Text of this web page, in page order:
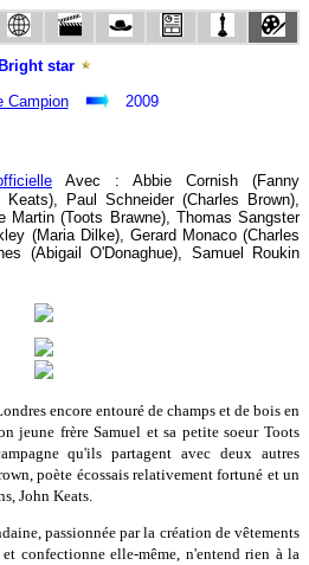
Bright star
Campion
2009
Avec : Abbie Cornish (Fanny
Paul Schneider (Charles Brown),
Martin (Toots Brawne), Thomas Sangster
(Maria Dilke), Gerard Monaco (Charles
(Abigail O'Donaghue), Samuel Roukin
encore entouré de champs et de bois en
jeune frère Samuel et sa petite soeur Toots
qu'ils partagent avec deux autres
poète écossais relativement fortuné et un
John Keats.
passionnée par la création de vêtements
confectionne elle-même, n'entend rien à la